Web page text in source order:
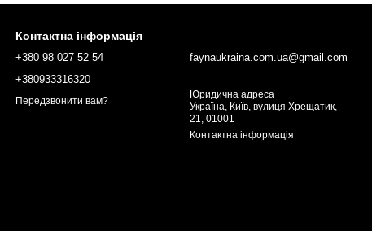
Контактна інформація
+380 98 027 52 54
+380933316320
Передзвонити вам?
faynaukraina.com.ua@gmail.com
Юридична адреса
Україна, Київ, вулиця Хрещатик,
21, 01001
Контактна інформація